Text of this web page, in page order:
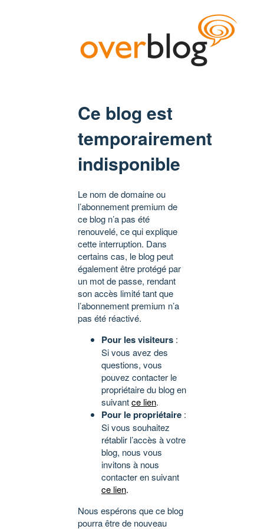
Ce blog est
temporairement
indisponible
Le nom de domaine ou
l’abonnement premium de
ce blog n’a pas été
renouvelé, ce qui explique
cette interruption. Dans
certains cas, le blog peut
également être protégé par
un mot de passe, rendant
son accès limité tant que
l’abonnement premium n’a
pas été réactivé.
Pour les visiteurs :
Si vous avez des
questions, vous
pouvez contacter le
propriétaire du blog en
suivantce lien.
Pour le propriétaire :
Si vous souhaitez
rétablir l’accès à votre
blog, nous vous
invitons à nous
contacter en suivant
ce lien.
Nous espérons que ce blog
pourra être de nouveau